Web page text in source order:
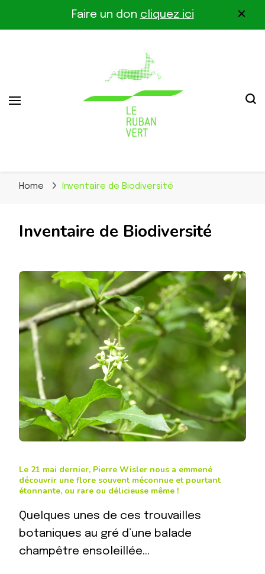
Faire un don cliquez ici
Le Ruban Vert
Home Inventaire de Biodiversité
Inventaire de Biodiversité
Le 21 mai dernier, Pierre Wisler nous a emmené
découvrir une flore souvent méconnue et pourtant
étonnante, ou rare ou délicieuse même !
Quelques unes de ces trouvailles
botaniques au gré d’une balade
champêtre ensoleillée…